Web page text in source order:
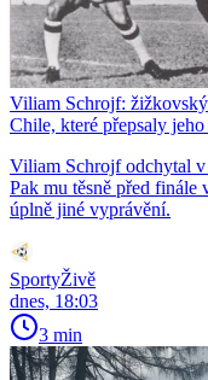
Viliam Schrojf:
Chile, které přepsaly
Viliam Schrojf odchytal v
Pak mu těsně před finále
úplně jiné vyprávění.
SportyŽivě
dnes, 18:03
3 min